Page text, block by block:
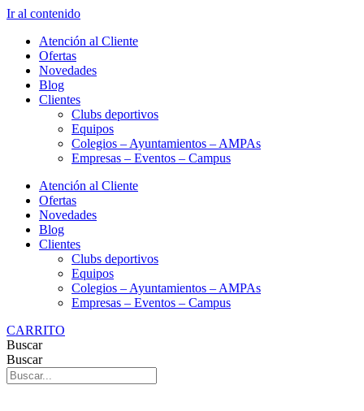
Ir al contenido
Atención al Cliente
Ofertas
Novedades
Blog
Clientes
Clubs deportivos
Equipos
Colegios – Ayuntamientos – AMPAs
Empresas – Eventos – Campus
Atención al Cliente
Ofertas
Novedades
Blog
Clientes
Clubs deportivos
Equipos
Colegios – Ayuntamientos – AMPAs
Empresas – Eventos – Campus
CARRITO
Buscar
Buscar